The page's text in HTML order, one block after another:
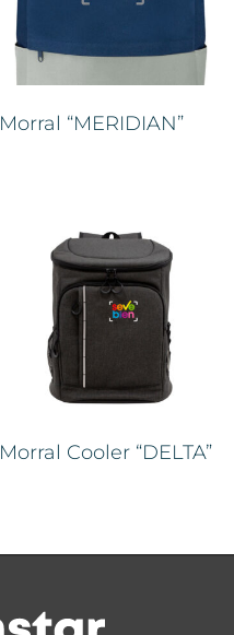
Morral “MERIDIAN”
Morral Cooler “DELTA”